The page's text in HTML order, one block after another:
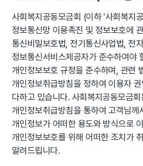
사회복지공동모금회 (이하 '사회복지
정보통신망 이용촉진 및 정보보호에
통신비밀보호법, 전기통신사업법, 전
정보통신서비스제공자가 준수하여야
개인정보보호 규정을 준수하며, 관련
개인정보취급방침을 정하여 이용자
다하고 있습니다. 사회복지공동모금회
개인정보취급방침을 통하여 고객님께
개인정보가 어떠한 용도와 방식으로
개인정보보호를 위해 어떠한 조치가
알려드립니다.